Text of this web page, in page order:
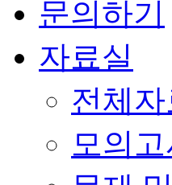
문의하기
자료실
전체자
모의